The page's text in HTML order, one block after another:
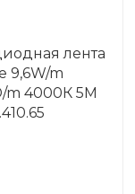
лента
9,6W/m
m 4000К 5M